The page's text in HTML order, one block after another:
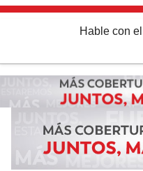
Hable con el